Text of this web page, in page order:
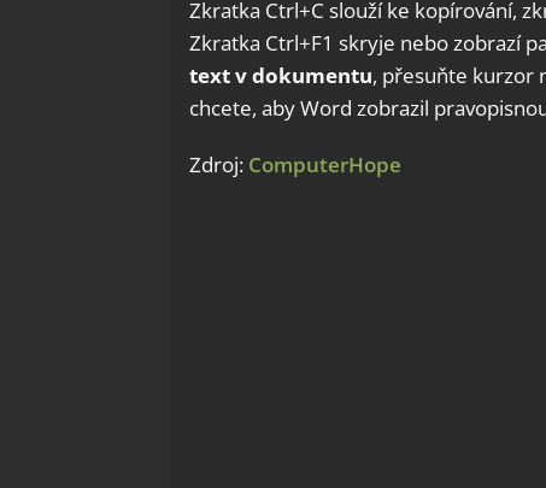
Zkratka Ctrl+C slouží ke kopírování,
Zkratka Ctrl+F1 skryje nebo zobrazí
text v dokumentu, přesuňte kurzor
chcete, aby Word zobrazil
Zdroj: ComputerHope